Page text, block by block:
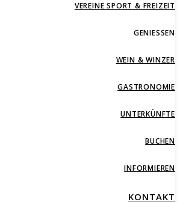
VEREINE SPORT & FREIZEIT
GENIESSEN
WEIN & WINZER
GASTRONOMIE
UNTERKÜNFTE
BUCHEN
INFORMIEREN
KONTAKT